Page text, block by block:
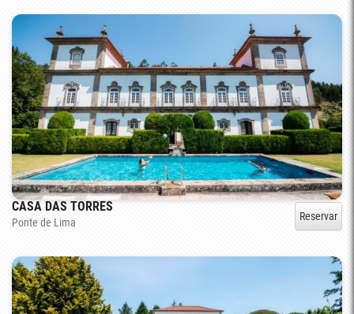
CASA DAS TORRES
Ponte de Lima Reservar